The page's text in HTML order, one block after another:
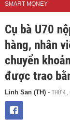
SMART MONEY
Cụ bà U70
hàng, nhân
chuyển
được trao
Linh San (TH) - THỨ 4